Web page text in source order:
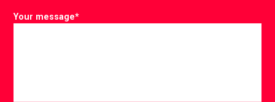
Your message*